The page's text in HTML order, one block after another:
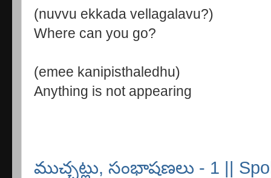
(nuvvu ekkada vellagalavu?)
Where can you go?
(emee kanipisthaledhu)
Anything is not appearing
ముచ్చట్లు, సంభాషణలు - 1 ||